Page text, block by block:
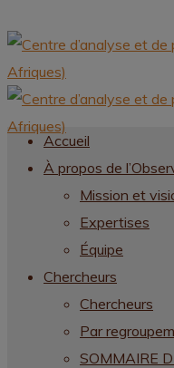
Accueil
À propos de
Mission et
Expertises
Équipe
Chercheurs
Chercheurs
Par
SOMMAIRE